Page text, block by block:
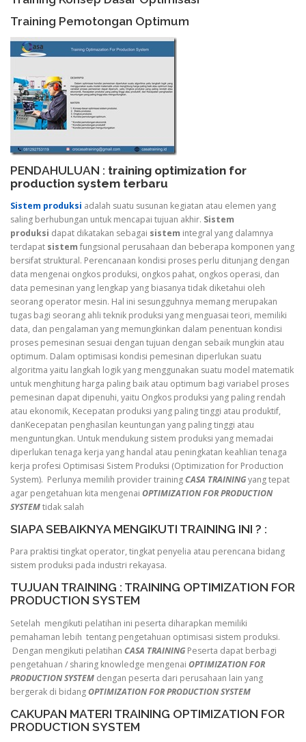
Training Pemotongan Optimum
PENDAHULUAN : training optimization for
production system terbaru
Sistem produksi adalah suatu susunan kegiatan atau elemen yang
saling berhubungan untuk mencapai tujuan akhir. Sistem
produksi dapat dikatakan sebagai sistem integral yang dalamnya
terdapat sistem fungsional perusahaan dan beberapa komponen yang
bersifat struktural. Perencanaan kondisi proses perlu ditunjang dengan
data mengenai ongkos produksi, ongkos pahat, ongkos operasi, dan
data pemesinan yang lengkap yang biasanya tidak diketahui oleh
seorang operator mesin. Hal ini sesungguhnya memang merupakan
tugas bagi seorang ahli teknik produksi yang menguasai teori, memiliki
data, dan pengalaman yang memungkinkan dalam penentuan kondisi
proses pemesinan sesuai dengan tujuan dengan sebaik mungkin atau
optimum. Dalam optimisasi kondisi pemesinan diperlukan suatu
algoritma yaitu langkah logik yang menggunakan suatu model matematik
untuk menghitung harga paling baik atau optimum bagi variabel proses
pemesinan dapat dipenuhi, yaitu Ongkos produksi yang paling rendah
atau ekonomik, Kecepatan produksi yang paling tinggi atau produktif,
danKecepatan penghasilan keuntungan yang paling tinggi atau
menguntungkan. Untuk mendukung sistem produksi yang memadai
diperlukan tenaga kerja yang handal atau peningkatan keahlian tenaga
kerja profesi Optimisasi Sistem Produksi (Optimization for Production
System). Perlunya memilih provider trainingCASA TRAININGyang tepat
agar pengetahuan kita mengenai OPTIMIZATION FOR PRODUCTION
SYSTEMtidak salah
SIAPA SEBAIKNYA MENGIKUTI TRAINING INI ? :
Para praktisi tingkat operator, tingkat penyelia atau perencana bidang
sistem produksi pada industri rekayasa.
TUJUAN TRAINING : TRAINING OPTIMIZATION FOR
PRODUCTION SYSTEM
Setelah mengikuti pelatihan ini peserta diharapkan memiliki
pemahaman lebih tentang pengetahuan optimisasi sistem produksi.
Dengan mengikuti pelatihan CASA TRAINING Peserta dapat berbagi
pengetahuan / sharing knowledge mengenai OPTIMIZATION FOR
PRODUCTION SYSTEM dengan peserta dari perusahaan lain yang
bergerak di bidangOPTIMIZATION FOR PRODUCTION SYSTEM
CAKUPAN MATERI TRAINING OPTIMIZATION FOR
PRODUCTION SYSTEM